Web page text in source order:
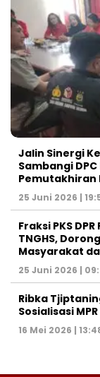
Jalin Sinergi
Sambangi
Pemutakhiran
25 Juni 2026 |
‎Fraksi PKS
TNGHS,
Masyarakat
25 Juni 2026 |
Ribka
Sosialisasi
16 Mei 2026 |